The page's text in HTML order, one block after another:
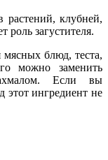
растений, клубней,
роль загустителя.
мясных блюд, теста,
можно заменить
Если вы
этот ингредиент не